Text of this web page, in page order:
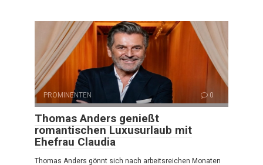
PROMINENTEN 0
Thomas Anders genießt
romantischen Luxusurlaub mit
Ehefrau Claudia
Thomas Anders gönnt sich nach arbeitsreichen Monaten